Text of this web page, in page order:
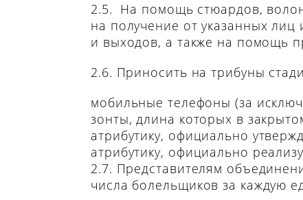
2.5. На помощь стюардов,
на получение от указанных
и выходов, а также на помощь
2.6. Приносить на трибуны
мобильные телефоны (за
зонты, длина которых в
атрибутику, официально
атрибутику, официально
2.7. Представителям
числа болельщиков за каждую